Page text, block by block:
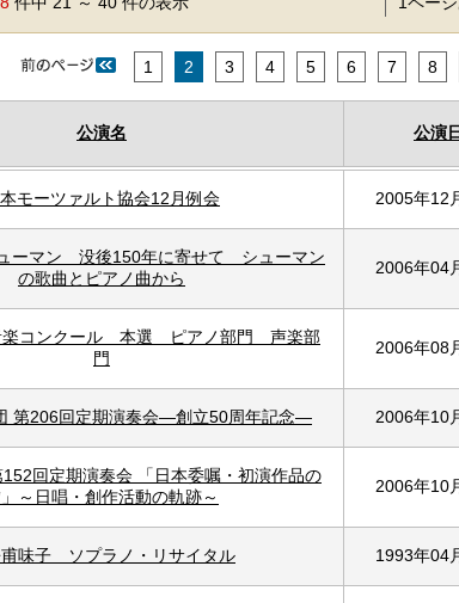
1 2 3 4 5 6 7 8
公演名 公演日
モーツァルト協会12月例会 2005年12
ーマン 没後150年に寄せて シューマン
の歌曲とピアノ曲から
2006年04
コンクール 本選 ピアノ部門 声楽部
門
2006年08
第206回定期演奏会―創立50周年記念― 2006年10
回定期演奏会 「日本委嘱・初演作品の
～日唱・創作活動の軌跡～
2006年10
味子 ソプラノ・リサイタル 1993年04